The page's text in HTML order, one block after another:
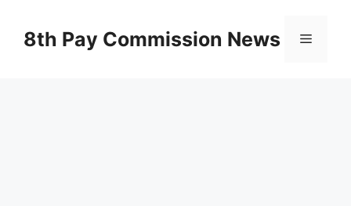
content8th Pay Commission News Menu